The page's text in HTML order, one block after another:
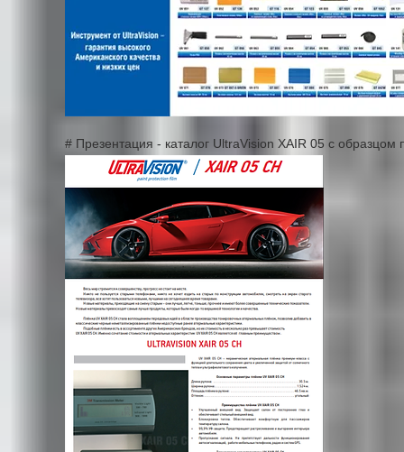
# Презентация - каталог UltraVision XAIR 05 с образцом